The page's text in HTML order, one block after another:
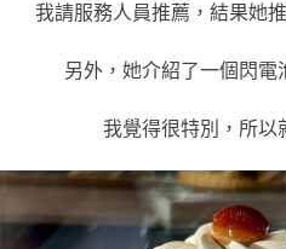
我請服務人員推薦，結果她
另外，她介紹了一個閃電
我覺得很特別，所以